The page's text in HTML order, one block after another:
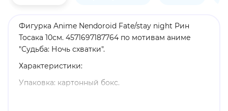
Фигурка Anime Nendoroid Fate/stay night Рин
Тосака 10см. 4571697187764 по мотивам аниме
"Судьба: Ночь схватки".
Характеристики:
Упаковка: картонный бокс.